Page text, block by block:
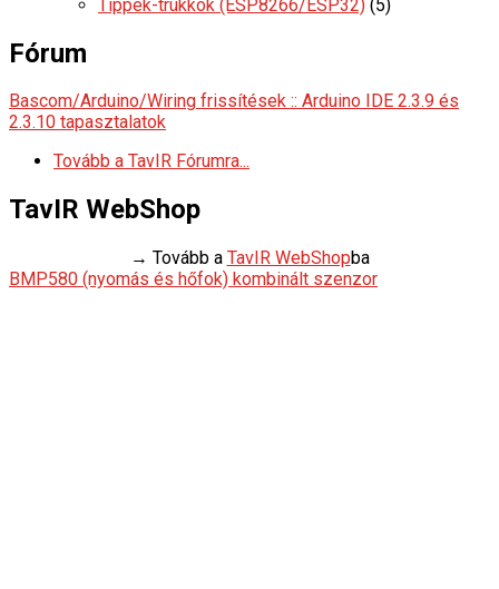
Tippek-trükkök (ESP8266/ESP32) (5)
Fórum
Bascom/Arduino/Wiring frissítések :: Arduino IDE 2.3.9 és
2.3.10 tapasztalatok
Tovább a TavIR Fórumra...
TavIR WebShop
→ Tovább a TavIR WebShopba
BMP580 (nyomás és hőfok) kombinált szenzor